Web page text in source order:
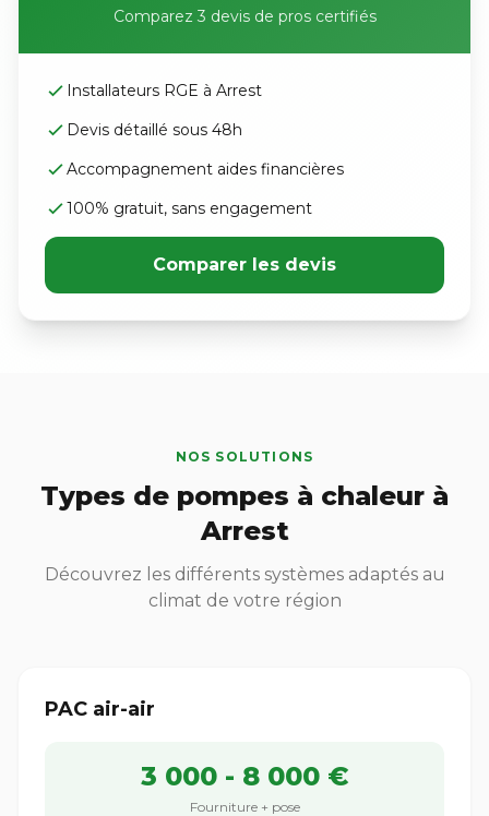
Comparez 3 devis de pros certifiés
Installateurs RGE à Arrest
Devis détaillé sous 48h
Accompagnement aides financières
100% gratuit, sans engagement
Comparer les devis
NOS SOLUTIONS
Types de pompes à chaleur à
Arrest
Découvrez les différents systèmes adaptés au
climat de votre région
PAC air-air
3 000 - 8 000 €
Fourniture + pose